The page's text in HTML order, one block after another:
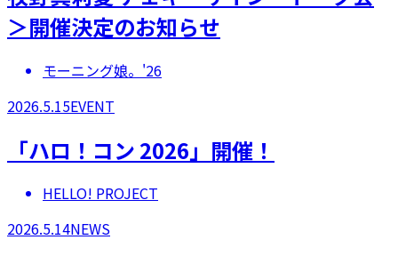
＞開催決定のお知らせ
モーニング娘。'26
2026.5.15EVENT
「​ハロ！コン 2026」開催！
HELLO! PROJECT
2026.5.14NEWS